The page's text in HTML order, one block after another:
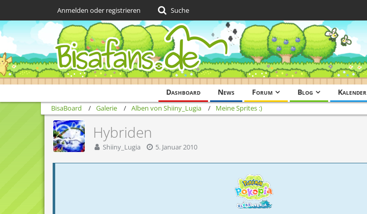
Dashboard News Forum Blog Kalender
Anmelden oder registrieren Suche
BisaBoard Galerie Alben von Shiiny_Lugia Meine Sprites :)
Hybriden
Shiiny_Lugia 5. Januar 2010